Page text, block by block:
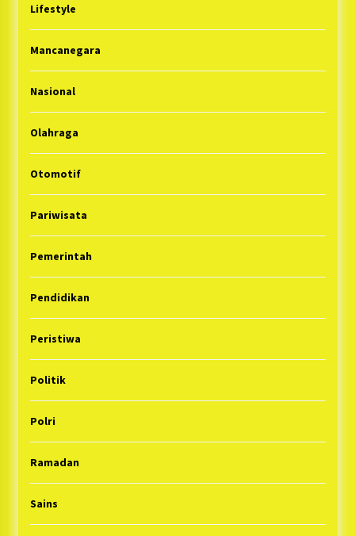
Lifestyle
Mancanegara
Nasional
Olahraga
Otomotif
Pariwisata
Pemerintah
Pendidikan
Peristiwa
Politik
Polri
Ramadan
Sains